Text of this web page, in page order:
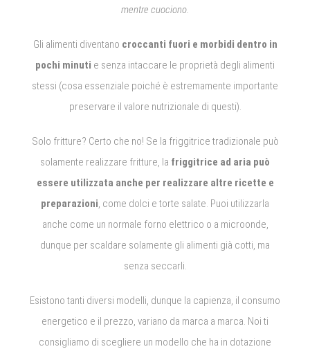
mentre cuociono.
Gli alimenti diventano croccanti fuori e morbidi dentro in
pochi minuti e senza intaccare le proprietà degli alimenti
stessi (cosa essenziale poiché è estremamente importante
preservare il valore nutrizionale di questi).
Solo fritture? Certo che no! Se la friggitrice tradizionale può
solamente realizzare fritture, la friggitrice ad aria può
essere utilizzata anche per realizzare altre ricette e
preparazioni , come dolci e torte salate. Puoi utilizzarla
anche come un normale forno elettrico o a microonde,
dunque per scaldare solamente gli alimenti già cotti, ma
senza seccarli.
Esistono tanti diversi modelli, dunque la capienza, il consumo
energetico e il prezzo, variano da marca a marca. Noi ti
consigliamo di scegliere un modello che ha in dotazione